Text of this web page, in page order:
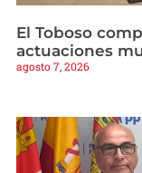
El Toboso
actuaciones
agosto 7, 2026